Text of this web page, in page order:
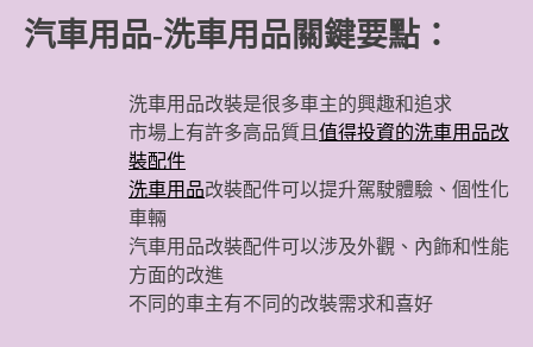
汽車用品-洗車用品關鍵要點：
洗車用品改裝是很多車主的興趣和追求
市場上有許多高品質且 值得投資的洗車用品改
裝配件
洗車用品改裝配件可以提升駕駛體驗、個性化
車輛
汽車用品改裝配件可以涉及外觀、內飾和性能
方面的改進
不同的車主有不同的改裝需求和喜好